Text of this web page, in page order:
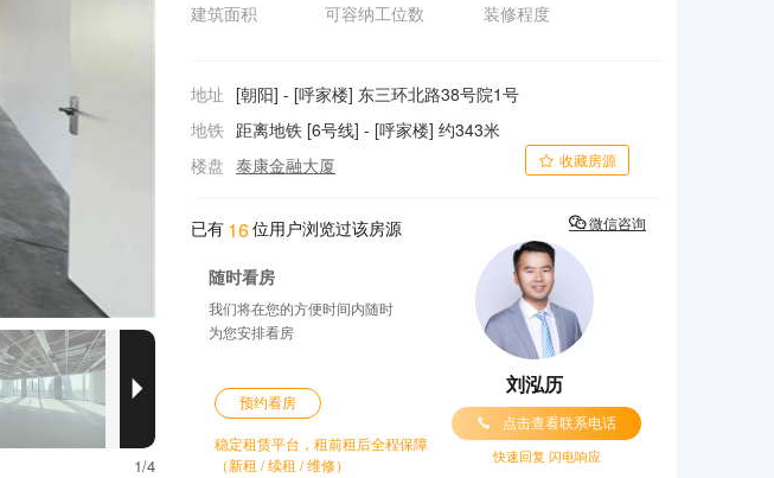

1/4
建筑面积 可容纳工位数 装修程度
地址 [朝阳] - [呼家楼] 东三环北路38号院1号
地铁 距离地铁 [6号线] - [呼家楼] 约343米
楼盘
泰康金融大厦  收藏房源
已有 16位用户浏览过该房源
随时看房
我们将在您的方便时间内随时
为您安排看房
预约看房
稳定租赁平台，租前租后全程保障
（新租 / 续租 / 维修）
刘泓历
 点击查看联系电话
微信咨询
快速回复 闪电响应